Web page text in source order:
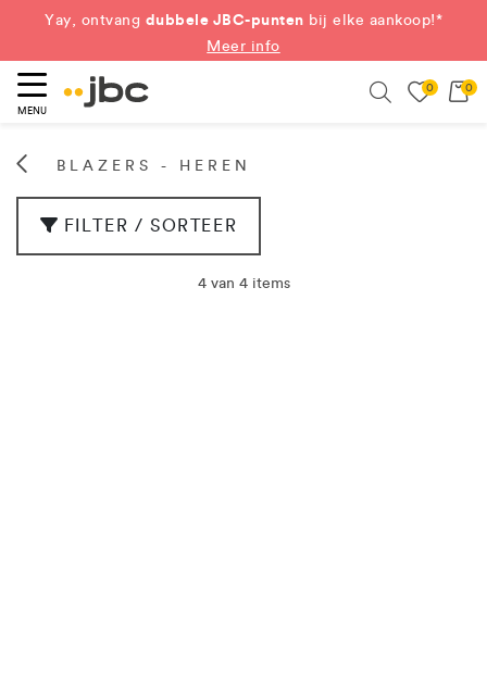
Yay, ontvang dubbele JBC-punten bij elke aankoop!*
Meer info
MENU
0 0
BLAZERS - HEREN
FILTER / SORTEER
4 van 4 items